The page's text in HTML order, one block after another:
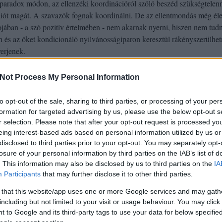
Process My Personal Information
opt-out of the sale, sharing to third parties, or processing of your
for targeted advertising by us, please use the below opt-out
selection. Please note that after your opt-out request is processed
interest-based ads based on personal information utilized by us
to third parties prior to your opt-out. You may separately
of your personal information by third parties on the IAB’s list of
This information may also be disclosed by us to third parties on the
Participants that may further disclose it to other third parties.
that this website/app uses one or more Google services and may
but not limited to your visit or usage behaviour. You may
to Google and its third-party tags to use your data for below
módon, az ellenzéki koordinációról szóló beszéd
magát. A szavazók fognak koordinálni. De az ellentmondás még
- a szó pozitív értelmében - nem akarnak nyerni, hiszen nem
és az őket kondicionáló nyilvánosságiparon keresztül
várta a fidesz nagy dobását. Ilyen nem volt. De félreértés, hogy a
mert negatív, vagy mert a 2014-es kampányhoz képest
szegényes. Ez ugyanis csak részben döntések következménye,
egyik oldalnak sem áll érdekében beismernie. A fidesz-kormány az
sem uralta a nyilvánosság, a szimbolikus felépítmény szintjét.
gépezet, amely éppen aszimbolikus hegemónia hiányának
2010). Annyira képes csak, hogy a saját bázisáig elérjen. Sem
annak heves vitatására) sem lapok és csatornák tulajdonlása nem
legyártásának eszközeit birtokolná. Ezek csupán egy pártsajtó
szavaz, de senkihez nem ér el, aki aztán emiatt fidesz szavazóvá
azért volt egyedülálló siker, mert azt mutatta be, hogy
is felhasználható a fidesz érdekében. Ezt a sikert a Rogán csapat